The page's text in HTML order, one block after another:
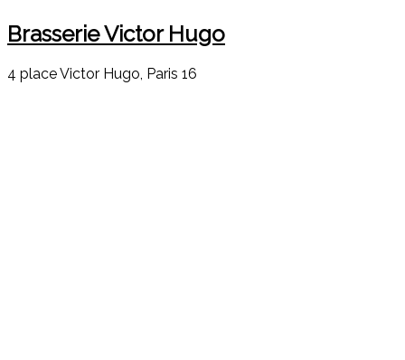
Brasserie Victor Hugo
4 place Victor Hugo, Paris 16